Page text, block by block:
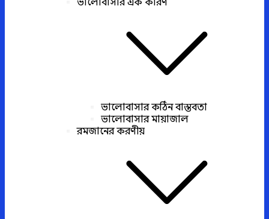
ভালোবাসার এক কারণ
ভালোবাসার কঠিন বাস্তবতা
ভালোবাসার মায়াজাল
রমজানের করণীয়